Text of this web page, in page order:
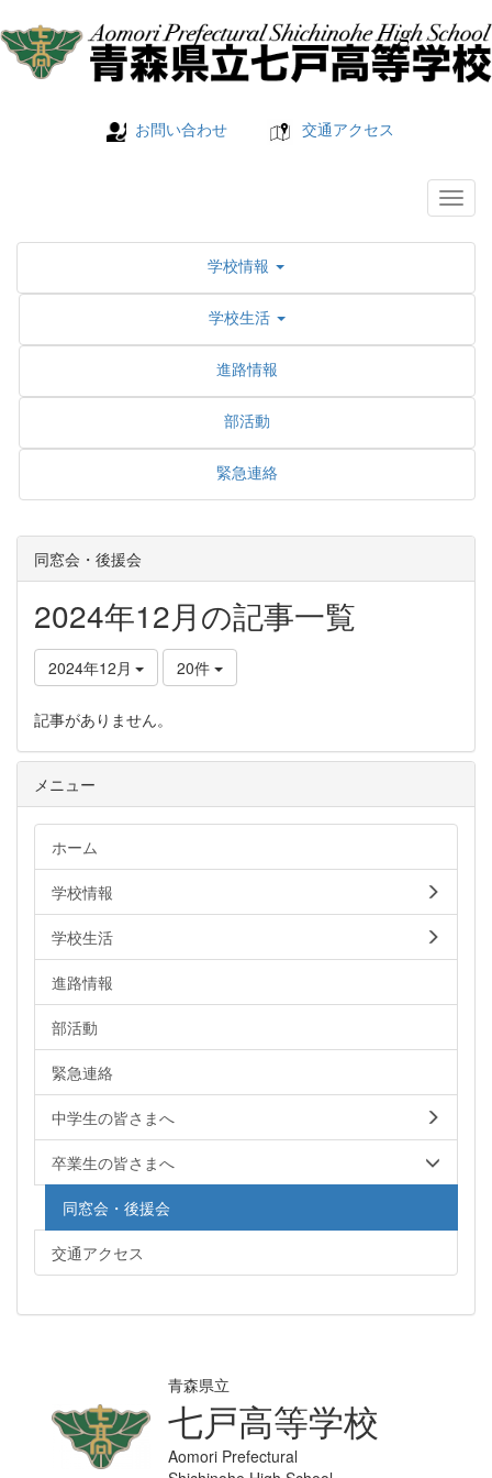
お問い合わせ 交通アクセス
学校情報
学校生活
進路情報
部活動
緊急連絡
同窓会・後援会
2024年12月の記事一覧
2024年12月 20件
記事がありません。
メニュー
ホーム
学校情報
学校生活
進路情報
部活動
緊急連絡
中学生の皆さまへ
卒業生の皆さまへ
同窓会・後援会
交通アクセス
青森県立
七戸高等学校
Aomori Prefectural